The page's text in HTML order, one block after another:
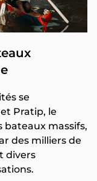
se
Pratip, le
bateaux massifs,
des milliers de
divers